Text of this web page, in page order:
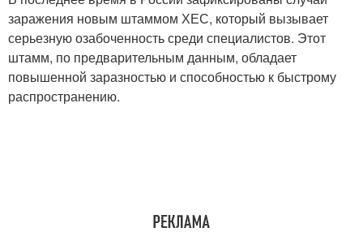
заражения новым штаммом ХЕС, который вызывает
серьезную озабоченность среди специалистов. Этот
штамм, по предварительным данным, обладает
повышенной заразностью и способностью к быстрому
распространению.